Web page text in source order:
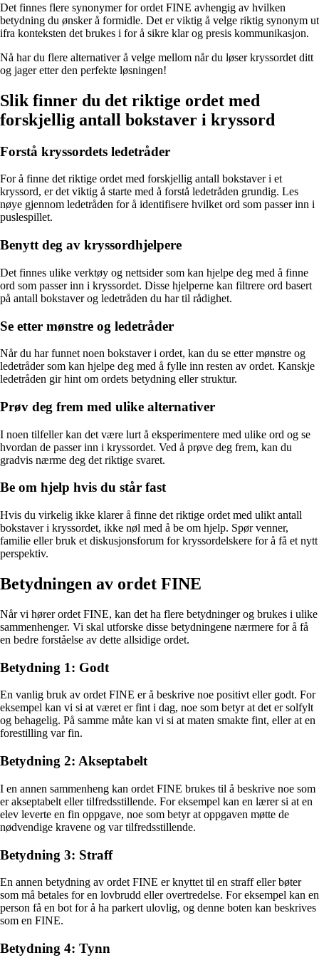
Det finnes flere synonymer for ordet FINE avhengig av hvilken
betydning du ønsker å formidle. Det er viktig å velge riktig synonym ut
ifra konteksten det brukes i for å sikre klar og presis kommunikasjon.
Nå har du flere alternativer å velge mellom når du løser kryssordet ditt
og jager etter den perfekte løsningen!
Slik finner du det riktige ordet med
forskjellig antall bokstaver i kryssord
Forstå kryssordets ledetråder
For å finne det riktige ordet med forskjellig antall bokstaver i et
kryssord, er det viktig å starte med å forstå ledetråden grundig. Les
nøye gjennom ledetråden for å identifisere hvilket ord som passer inn i
puslespillet.
Benytt deg av kryssordhjelpere
Det finnes ulike verktøy og nettsider som kan hjelpe deg med å finne
ord som passer inn i kryssordet. Disse hjelperne kan filtrere ord basert
på antall bokstaver og ledetråden du har til rådighet.
Se etter mønstre og ledetråder
Når du har funnet noen bokstaver i ordet, kan du se etter mønstre og
ledetråder som kan hjelpe deg med å fylle inn resten av ordet. Kanskje
ledetråden gir hint om ordets betydning eller struktur.
Prøv deg frem med ulike alternativer
I noen tilfeller kan det være lurt å eksperimentere med ulike ord og se
hvordan de passer inn i kryssordet. Ved å prøve deg frem, kan du
gradvis nærme deg det riktige svaret.
Be om hjelp hvis du står fast
Hvis du virkelig ikke klarer å finne det riktige ordet med ulikt antall
bokstaver i kryssordet, ikke nøl med å be om hjelp. Spør venner,
familie eller bruk et diskusjonsforum for kryssordelskere for å få et nytt
perspektiv.
Betydningen av ordet FINE
Når vi hører ordet FINE, kan det ha flere betydninger og brukes i ulike
sammenhenger. Vi skal utforske disse betydningene nærmere for å få
en bedre forståelse av dette allsidige ordet.
Betydning 1: Godt
En vanlig bruk av ordet FINE er å beskrive noe positivt eller godt. For
eksempel kan vi si at været er fint i dag, noe som betyr at det er solfylt
og behagelig. På samme måte kan vi si at maten smakte fint, eller at en
forestilling var fin.
Betydning 2: Akseptabelt
I en annen sammenheng kan ordet FINE brukes til å beskrive noe som
er akseptabelt eller tilfredsstillende. For eksempel kan en lærer si at en
elev leverte en fin oppgave, noe som betyr at oppgaven møtte de
nødvendige kravene og var tilfredsstillende.
Betydning 3: Straff
En annen betydning av ordet FINE er knyttet til en straff eller bøter
som må betales for en lovbrudd eller overtredelse. For eksempel kan en
person få en bot for å ha parkert ulovlig, og denne boten kan beskrives
som en FINE.
Betydning 4: Tynn